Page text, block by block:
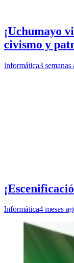
¡Uchumayo
civismo y
Informática3 semanas
Informática4 meses